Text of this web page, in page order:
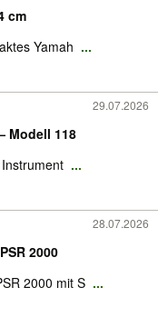
cm
Yamah ...
29.07.2026
Modell 118
...
28.07.2026
2000
2000 mit S ...